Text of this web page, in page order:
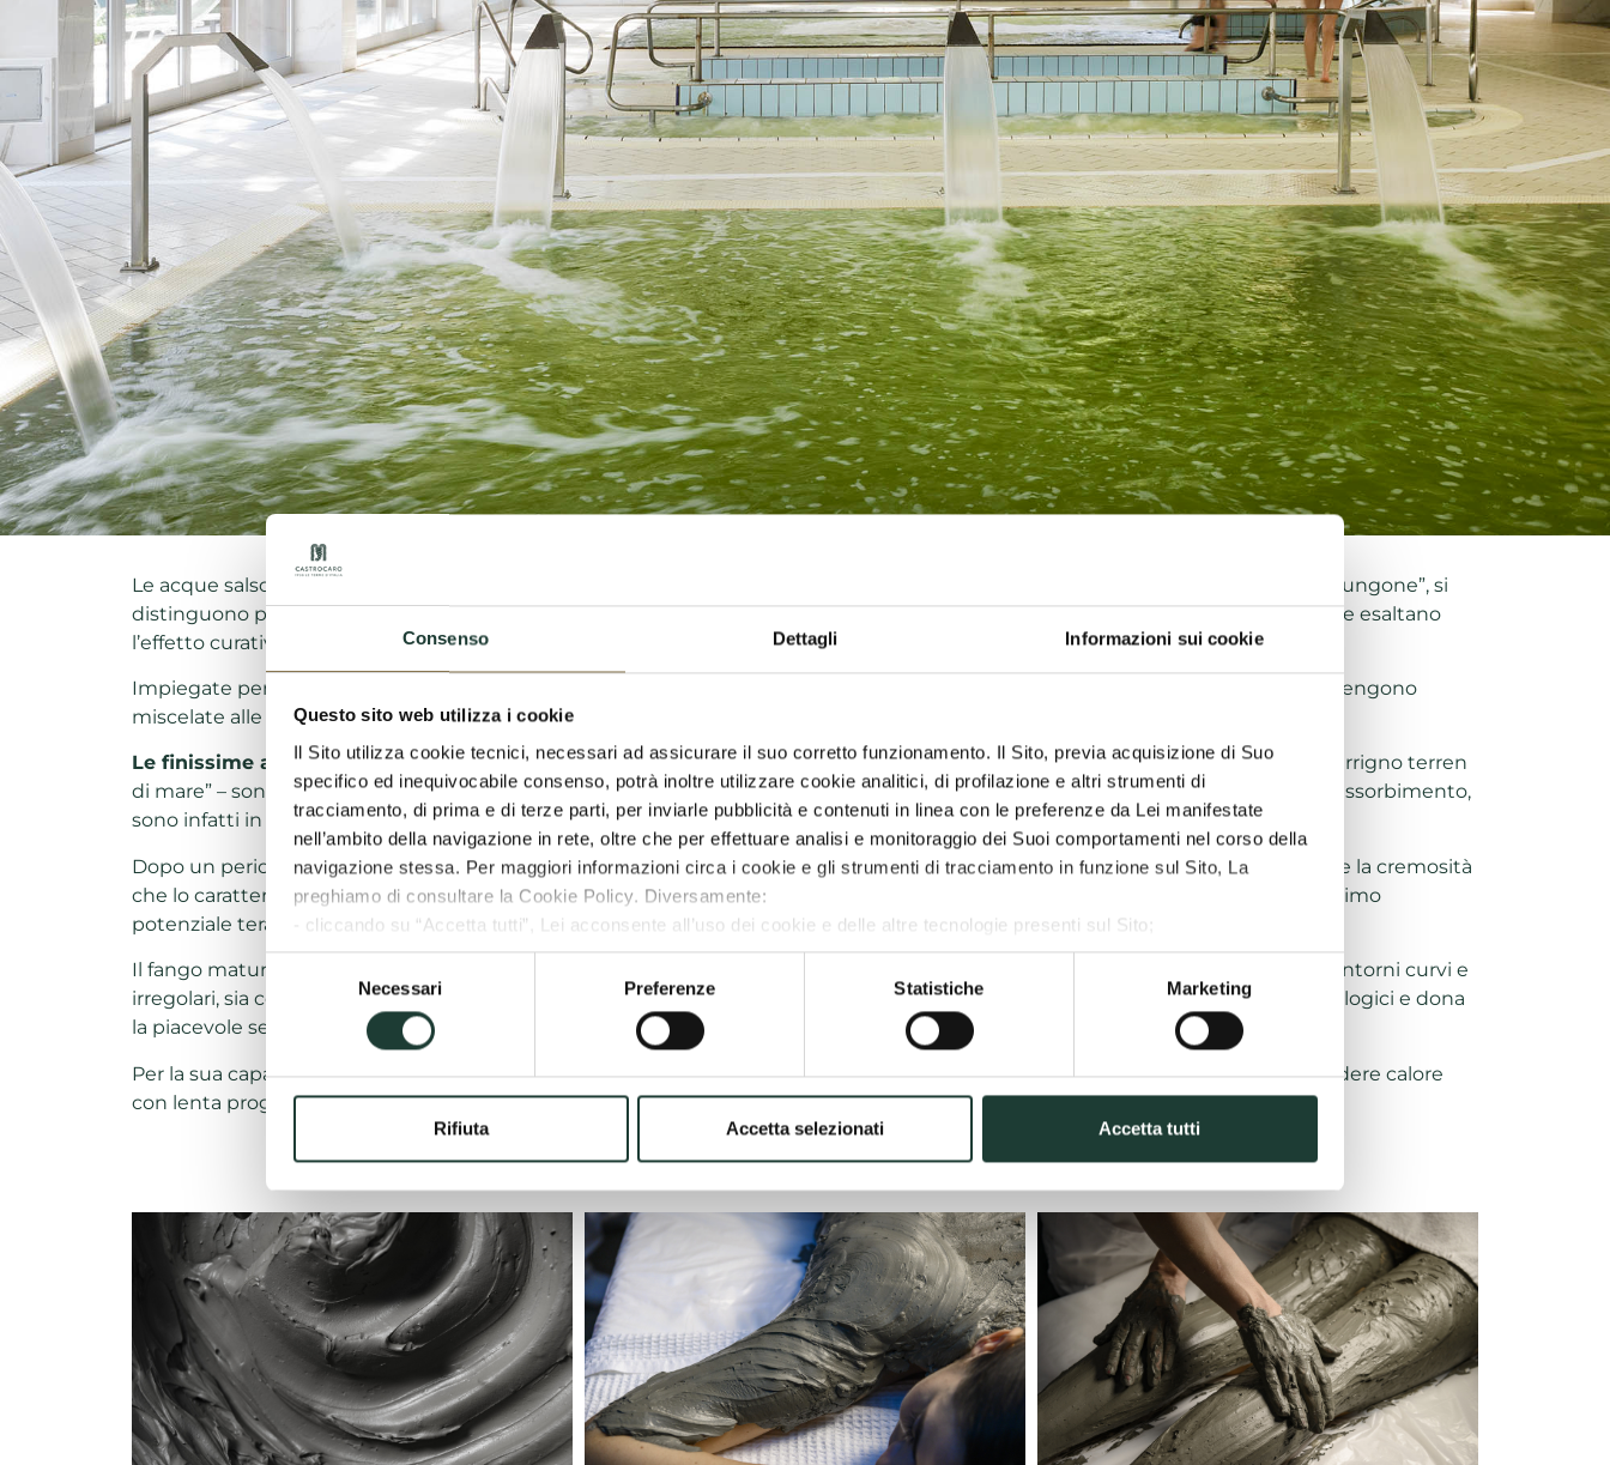
Consenso Dettagli Informazioni sui cookie
Questo sito web utilizza i cookie
Il Sito utilizza cookie tecnici, necessari ad assicurare il suo corretto funzionamento. Il Sito, previa acquisizione di Suo
specifico ed inequivocabile consenso, potrà inoltre utilizzare cookie analitici, di profilazione e altri strumenti di
tracciamento, di prima e di terze parti, per inviarle pubblicità e contenuti in linea con le preferenze da Lei manifestate
nell’ambito della navigazione in rete, oltre che per effettuare analisi e monitoraggio dei Suoi comportamenti nel corso della
navigazione stessa. Per maggiori informazioni circa i cookie e gli strumenti di tracciamento in funzione sul Sito, La
preghiamo di consultare la Cookie Policy. Diversamente:
- cliccando su “Accetta tutti”, Lei acconsente all’uso dei cookie e delle altre tecnologie presenti sul Sito;
- cliccando su “Accetta selezionati”, Lei acconsente all’uso dei cookie selezionati fra Preferenze, Statistiche, Marketing;
- cliccando sulla “Rifiuta”, verranno installati solo i cookie tecnici necessari;
Selezione
consenso
Necessari Preferenze Statistiche Marketing
Rifiuta Accetta selezionati Accetta tutti
Le acque salsobromoiodiche, invece, che si trovano raccolte tra i 70 e i 150 metri di profondità, in strati di roccia porosa detta “spungone”, si
distinguono per il loro colore verde intenso, frutto della presenza della naturale clorella, e per la straordinaria ricchezza di Sali che esaltano
l’effetto curativo specialmente se utilizzate a livello locale.
Impiegate per i trattamenti termali, nelle piscine e nel percorso benessere della
queste acque vengono
miscelate alle argille per la creazione dei fanghi.
Le finissime argille azzurre che caratterizzano l’area geografica delle Terme di Castrocaro – definite da Leonardo da Vinci “azzurrigno terren
di mare” – sono un altro esempio delleeccezionali potenzialità intrinseche della natura . Grazie alla loro straordinaria capacità di assorbimento,
sono infatti in grado di trattenere una grande quantità d’acqua e di aumentare così la propria capacità termica.
Dopo un periodo di maturazione che varia dai sei ai nove mesi, il fango maturo ottenuto, denominato “di velluto” per la finezza e la cremosità
che lo caratterizzano, è pronto per essere utilizzato, poiché racchiude in sé le proprietà determinanti per sprigionare il suo massimo
potenziale terapeutico.
Il fango maturo si mostra infatti sia come una massa viscosa ed elastica che consente l’applicazione su segmenti del corpo a contorni curvi e
irregolari, sia come un composto estremamente cremoso, che accentua l’intimo contatto con la cute, ne favorisce gli effetti biologici e dona
la piacevole sensazione del velluto sulla pelle.
Per la sua capacità di rigonfiamento,il fango maturo è un potente mezzo termoterapicocon l’ineguagliabile vantaggio di cedere calore
con lenta progressione: le sue azioni benefiche sui tessuti saranno così efficaci per tutta la durata dell’applicazione.
Fotogallery